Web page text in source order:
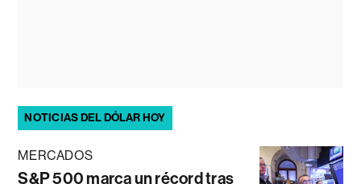
NOTICIAS DEL DÓLAR HOY
MERCADOS
S&P 500 marca un récord tras